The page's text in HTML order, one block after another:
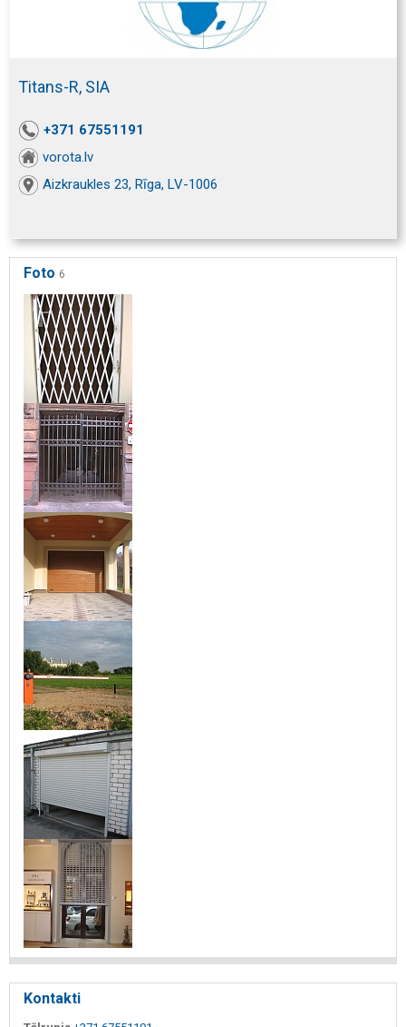
Titans-R, SIA
+371 67551191
vorota.lv
Aizkraukles 23, Rīga, LV-1006
Foto 6
Kontakti